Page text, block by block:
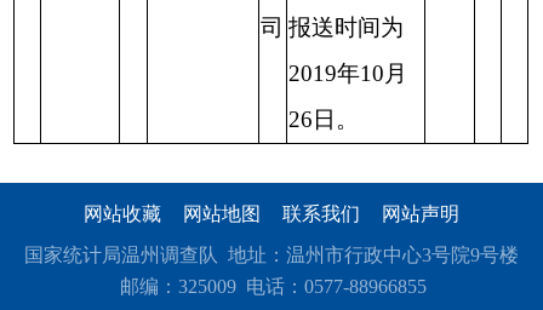
司 报送时间为
2019年10月
26日。
网站收藏 网站地图 联系我们 网站声明
国家统计局温州调查队 地址：温州市行政中心3号院9号楼
邮编：325009 电话：0577-88966855